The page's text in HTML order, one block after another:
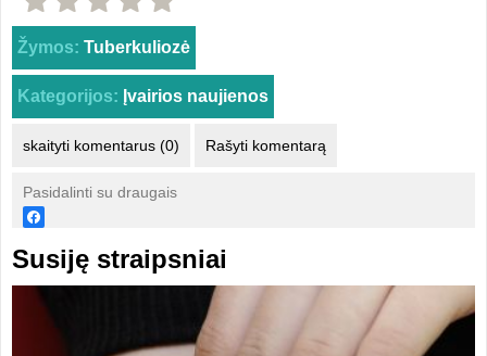
Žymos: Tuberkuliozė
Kategorijos: Įvairios naujienos
skaityti komentarus (0) Rašyti komentarą
Pasidalinti su draugais
Susiję straipsniai